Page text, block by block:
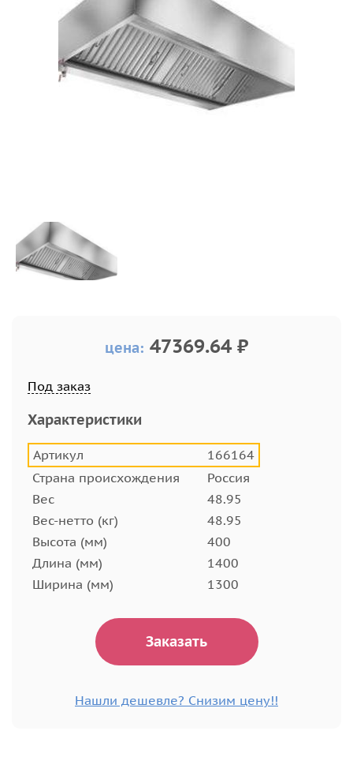
цена: 47369.64 ₽
Под заказ
Характеристики
Артикул
166164
Страна происхождения
Россия
Вес
48.95
Вес-нетто (кг)
48.95
Высота (мм)
400
Длина (мм)
1400
Ширина (мм)
1300
Заказать
Нашли дешевле? Снизим цену!!